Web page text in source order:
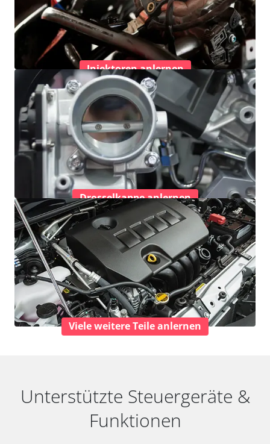
Injektoren anlernen
Drosselkappe anlernen
Viele weitere Teile anlernen
Unterstützte Steuergeräte &
Funktionen